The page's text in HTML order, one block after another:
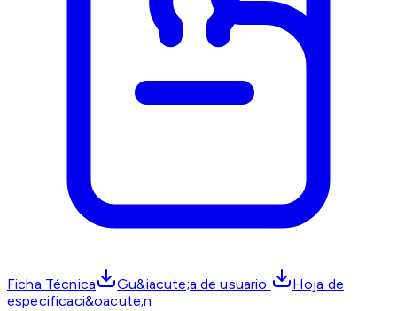
Ficha Técnica Gu&iacute;a de usuario
Hoja de
especificaci&oacute;n